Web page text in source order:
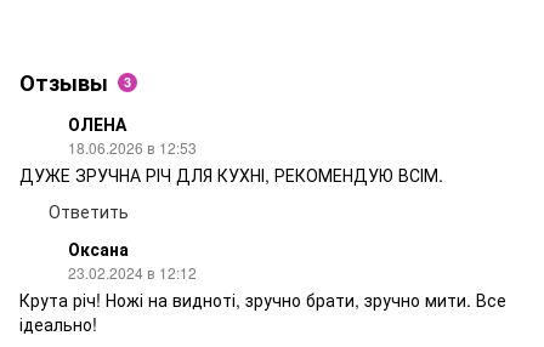
Отзывы 3
ОЛЕНА
18.06.2026 в 12:53
ДУЖЕ ЗРУЧНА РІЧ ДЛЯ КУХНІ, РЕКОМЕНДУЮ ВСІМ.
Ответить
Оксана
23.02.2024 в 12:12
Крута річ! Ножі на видноті, зручно брати, зручно мити. Все
ідеально!